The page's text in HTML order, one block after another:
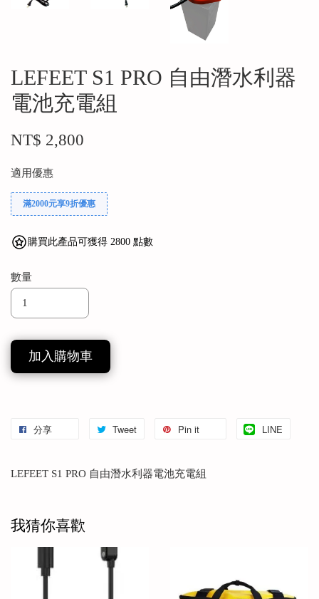
LEFEET S1 PRO 自由潛水利器
電池充電組
NT$ 2,800
適用優惠
滿2000元享9折優惠
購買此產品可獲得 2800 點數
數量
加入購物車
分享 Tweet Pin it LINE
LEFEET S1 PRO 自由潛水利器電池充電組
我猜你喜歡